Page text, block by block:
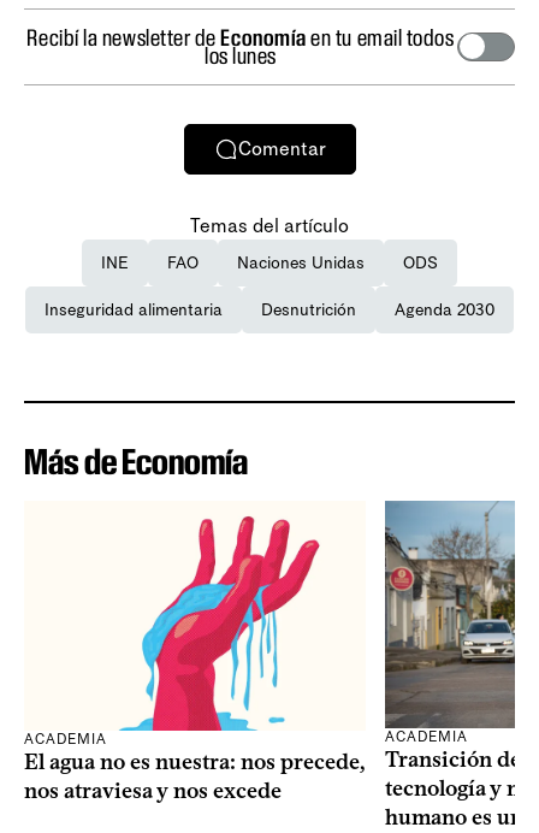
Recibí la newsletter deEconomíaen tu email todos
los lunes
Comentar
Temas del artículo
INE FAO Naciones Unidas ODS
Inseguridad alimentaria Desnutrición Agenda 2030
Más de Economía
ACADEMIA
El agua no es nuestra: nos precede,
nos atraviesa y nos excede
ACADEMIA
Transición
tecnología y
humano es